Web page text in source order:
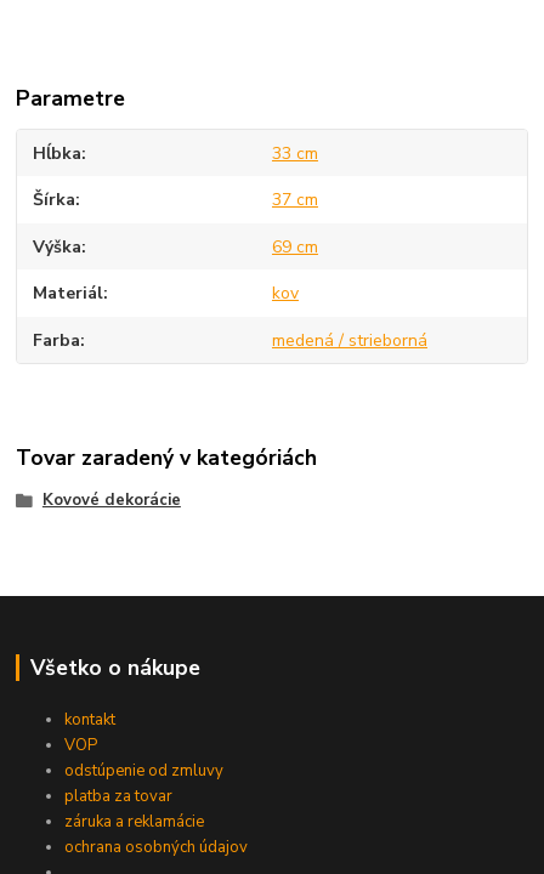
Parametre
Hĺbka 33 cm
Šírka 37 cm
Výška 69 cm
Materiál kov
Farba medená / strieborná
Tovar zaradený v kategóriách
Kovové dekorácie
Všetko o nákupe
kontakt
VOP
odstúpenie od zmluvy
platba za tovar
záruka a reklamácie
ochrana osobných údajov